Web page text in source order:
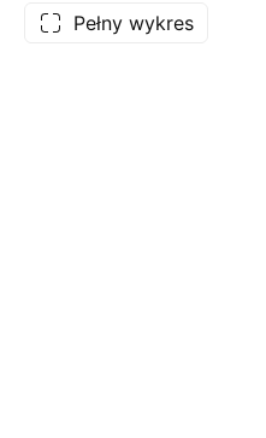
Pełny wykres